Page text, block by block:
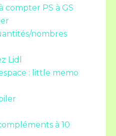
compter PS à GS
nombres
Lidl
: little memo
à 10